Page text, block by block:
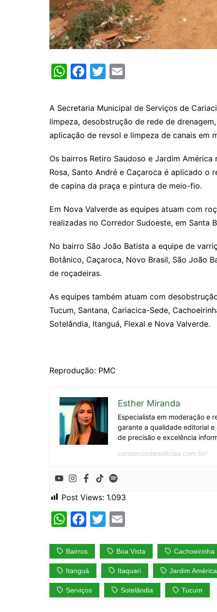
W
at
s
A
p
F
c
e
b
o
k
T
itt
er
ai
l
A Secretaria Municipal de Serviços de
limpeza, desobstrução de rede de
aplicação de revsol e limpeza de canais em
Os bairros Retiro Saudoso e Jardim América
Rosa, Santo André e Caçaroca é aplicado o
de capina da praça e pintura de meio-fio.
Em Nova Valverde as equipes atuam com
realizadas no Corredor Sudoeste, em Santa
No bairro São João Batista a equipe de
Botânico, Caçaroca, Novo Brasil, São João
de roçadeiras.
As equipes também atuam com
Tucum, Santana, Cariacica-Sede,
Sotelândia, Itanguá, Flexal e Nova Valverde.
Reprodução: PMC
Esther Miranda
Especialista em moderação e
garante a qualidade editorial
de precisão e excelência
consorciodenoticias.com.br/
Post Views: 1.093
W
at
s
A
p
F
c
e
b
o
T
itt
er
ai
l
Bairros Boa Vista Cachoeirinha
Itanguá Itaquari Jardim América
Serviços Sotelândia Tucum